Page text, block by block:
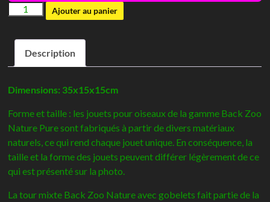
quantité
Tour
mixte
avec
Back
zoo
nature
Ajouter au panier
Description
Dimensions: 35x15x15cm
Forme et taille : les jouets pour oiseaux de la gamme Back Zoo
Nature Pure sont fabriqués à partir de divers matériaux
naturels, ce qui rend chaque jouet unique. En conséquence, la
taille et la forme des jouets peuvent différer légèrement de ce
qui est présenté sur la photo.
La tour mixte Back Zoo Nature avec gobelets fait partie de la